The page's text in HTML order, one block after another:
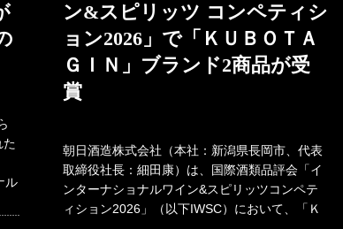
た
ル
ン&スピリッツ コンペティシ
ョン2026」で「ＫＵＢＯＴＡ
ＧＩＮ」ブランド2商品が受
賞
朝日酒造株式会社（本社：新潟県長岡市、代表
取締役社長：細田康）は、国際酒類品評会「イ
ンターナショナルワイン&スピリッツコンペテ
ィション2026」（以下IWSC）において、「Ｋ